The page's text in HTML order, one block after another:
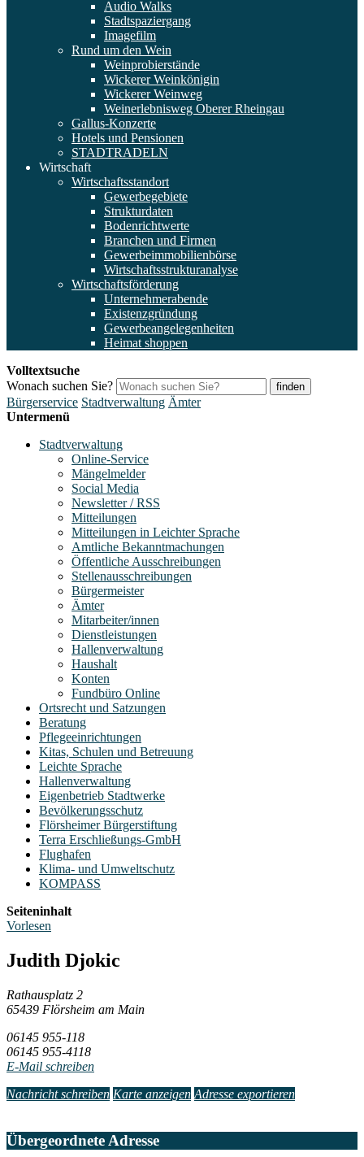
Audio Walks
Stadtspaziergang
Imagefilm
Rund um den Wein
Weinprobierstände
Wickerer Weinkönigin
Wickerer Weinweg
Weinerlebnisweg Oberer Rheingau
Gallus-Konzerte
Hotels und Pensionen
STADTRADELN
Wirtschaft
Wirtschaftsstandort
Gewerbegebiete
Strukturdaten
Bodenrichtwerte
Branchen und Firmen
Gewerbeimmobilienbörse
Wirtschaftsstrukturanalyse
Wirtschaftsförderung
Unternehmerabende
Existenzgründung
Gewerbeangelegenheiten
Heimat shoppen
Volltextsuche
Wonach suchen Sie?
finden
Bürgerservice Stadtverwaltung Ämter
Untermenü
Stadtverwaltung
Online-Service
Mängelmelder
Social Media
Newsletter / RSS
Mitteilungen
Mitteilungen in Leichter Sprache
Amtliche Bekanntmachungen
Öffentliche Ausschreibungen
Stellenausschreibungen
Bürgermeister
Ämter
Mitarbeiter/innen
Dienstleistungen
Hallenverwaltung
Haushalt
Konten
Fundbüro Online
Ortsrecht und Satzungen
Beratung
Pflegeeinrichtungen
Kitas, Schulen und Betreuung
Leichte Sprache
Hallenverwaltung
Eigenbetrieb Stadtwerke
Bevölkerungsschutz
Flörsheimer Bürgerstiftung
Terra Erschließungs-GmbH
Flughafen
Klima- und Umweltschutz
KOMPASS
Seiteninhalt
Vorlesen
Judith Djokic
Rathausplatz 2
65439 Flörsheim am Main
06145 955-118
06145 955-4118
E-Mail schreiben
Nachricht schreiben Karte anzeigen Adresse exportieren
Übergeordnete Adresse